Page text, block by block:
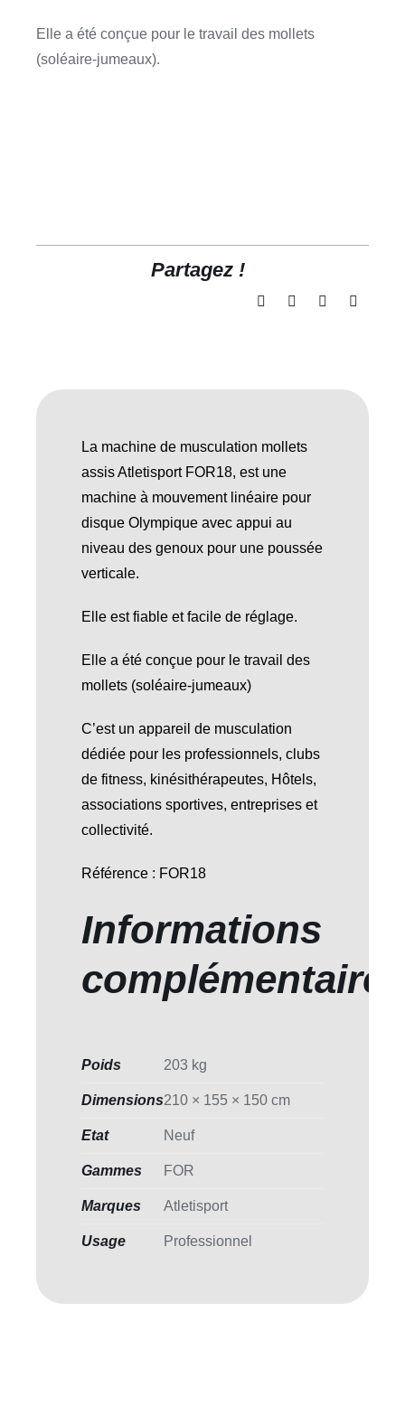
Elle a été conçue pour le travail des mollets
(soléaire-jumeaux).
Partagez !
La machine de musculation mollets
assis Atletisport FOR18, est une
machine à mouvement linéaire pour
disque Olympique avec appui au
niveau des genoux pour une poussée
verticale.
Elle est fiable et facile de réglage.
Elle a été conçue pour le travail des
mollets (soléaire-jumeaux)
C’est un appareil de musculation
dédiée pour les professionnels, clubs
de fitness, kinésithérapeutes, Hôtels,
associations sportives, entreprises et
collectivité.
Référence : FOR18
Informations
complémentaires
Poids 203 kg
Dimensions210 × 155 × 150 cm
Etat Neuf
Gammes FOR
Marques Atletisport
Usage Professionnel